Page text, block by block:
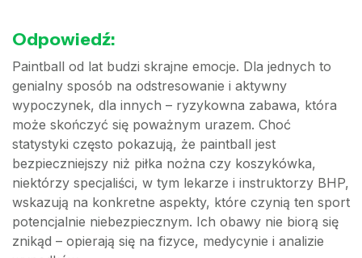
Odpowiedź:
Paintball od lat budzi skrajne emocje. Dla jednych to
genialny sposób na odstresowanie i aktywny
wypoczynek, dla innych – ryzykowna zabawa, która
może skończyć się poważnym urazem. Choć
statystyki często pokazują, że paintball jest
bezpieczniejszy niż piłka nożna czy koszykówka,
niektórzy specjaliści, w tym lekarze i instruktorzy BHP,
wskazują na konkretne aspekty, które czynią ten sport
potencjalnie niebezpiecznym. Ich obawy nie biorą się
znikąd – opierają się na fizyce, medycynie i analizie